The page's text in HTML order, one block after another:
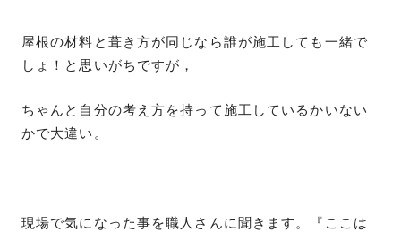
屋根の材料と葺き方が同じなら誰が施工しても一緒で
しょ！と思いがちですが，
ちゃんと自分の考え方を持って施工しているかいない
かで大違い。
現場で気になった事を職人さんに聞きます。『ここは